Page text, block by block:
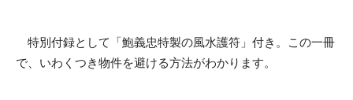
特別付録として「鮑義忠特製の風水護符」付き。この一冊
で、いわくつき物件を避ける方法がわかります。